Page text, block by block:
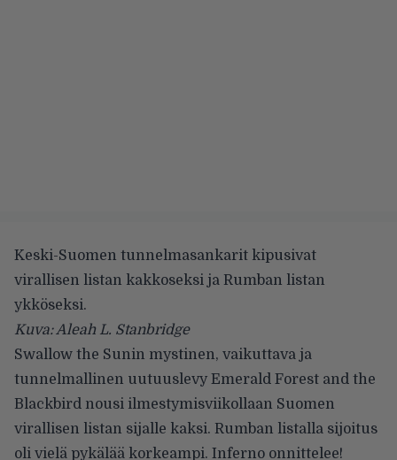
Keski-Suomen tunnelmasankarit kipusivat
virallisen listan kakkoseksi ja Rumban listan
ykköseksi.
Kuva: Aleah L. Stanbridge
Swallow the Sunin mystinen, vaikuttava ja
tunnelmallinen uutuuslevy Emerald Forest and the
Blackbird nousi ilmestymisviikollaan Suomen
virallisen listan sijalle kaksi. Rumban listalla sijoitus
oli vielä pykälää korkeampi. Inferno onnittelee!